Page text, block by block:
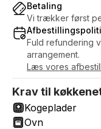
Betaling
Vi trækker først
Fuld refundering
arrangement.
Læs vores
Krav til
Kogeplader
Ovn